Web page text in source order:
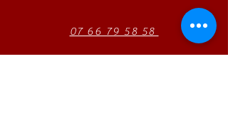
07 66 79 58 58